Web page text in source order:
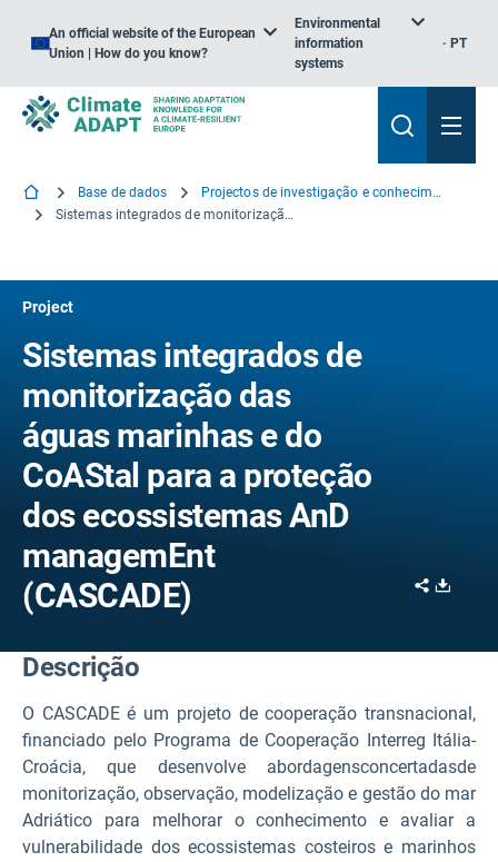
An official website of the European
Union | How do you know?
Environmental
information
systems
PT
Base de dados
Projectos de investigação e conhecimento
Sistemas integrados de monitorização das águas marinhas e do CoAStal para a proteção dos ecossistemas AnD managemEnt
Project
Sistemas integrados de
monitorização das
águas marinhas e do
CoAStal para a proteção
dos ecossistemas AnD
managemEnt
(CASCADE)
Share
Descrição
O CASCADEé um projeto de cooperação transnacional,
financiado pelo Programa de Cooperação Interreg Itália-
Croácia,que desenvolveabordagensconcertadasde
monitorização, observação, modelização e gestão do mar
Adriático para melhorar o conhecimento e avaliar a
vulnerabilidade dos ecossistemas costeiros e marinhos